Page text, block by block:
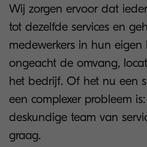
Wij zorgen ervoor dat
tot dezelfde services en
medewerkers in hun
ongeacht de omvang,
het bedrijf. Of het nu een
een complexer probleem
deskundige team van
graag.